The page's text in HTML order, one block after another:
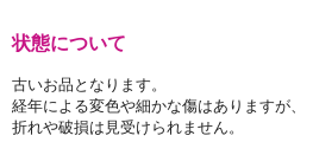
状態について
古いお品となります。
経年による変色や細かな傷はありますが、
折れや破損は見受けられません。